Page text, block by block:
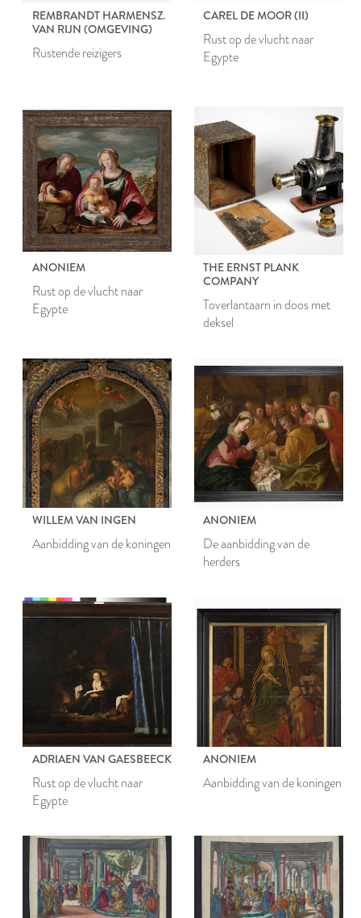
REMBRANDT HARMENSZ.
VAN RIJN (OMGEVING)
Rustende reizigers
CAREL DE MOOR (II)
Rust op de vlucht naar
Egypte
ANONIEM
Rust op de vlucht naar
Egypte
THE ERNST PLANK
COMPANY
Toverlantaarn in doos met
deksel
WILLEM VAN INGEN
Aanbidding van de koningen
ANONIEM
De aanbidding van de
herders
ADRIAEN VAN GAESBEECK
Rust op de vlucht naar
Egypte
ANONIEM
Aanbidding van de koningen